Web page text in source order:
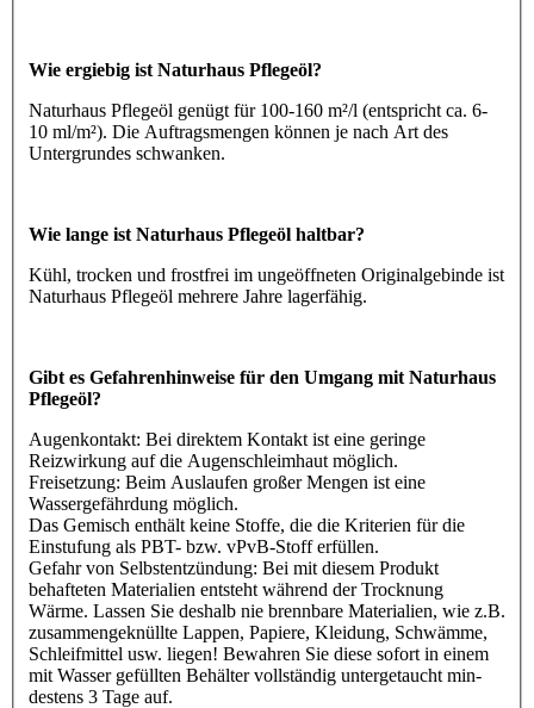
Wie ergiebig ist Naturhaus Pflegeöl?
Naturhaus Pflegeöl genügt für 100-160 m²/l (entspricht ca. 6-
10 ml/m²). Die Auftragsmengen können je nach Art des
Untergrundes schwanken.
Wie lange ist Naturhaus Pflegeöl haltbar?
Kühl, trocken und frostfrei im ungeöffneten Originalgebinde ist
Naturhaus Pflegeöl mehrere Jahre lagerfähig.
Gibt es Gefahrenhinweise für den Umgang mit Naturhaus
Pflegeöl?
Augenkontakt: Bei direktem Kontakt ist eine geringe
Reizwirkung auf die Augenschleimhaut möglich.
Freisetzung: Beim Auslaufen großer Mengen ist eine
Wassergefährdung möglich.
Das Gemisch enthält keine Stoffe, die die Kriterien für die
Einstufung als PBT- bzw. vPvB-Stoff erfüllen.
Gefahr von Selbstentzündung: Bei mit diesem Produkt
behafteten Materialien entsteht während der Trocknung
Wärme. Lassen Sie deshalb nie brennbare Materialien, wie z.B.
zusammengeknüllte Lappen, Papiere, Kleidung, Schwämme,
Schleifmittel usw. liegen! Bewahren Sie diese sofort in einem
mit Wasser gefüllten Behälter vollständig untergetaucht min-
destens 3 Tage auf.